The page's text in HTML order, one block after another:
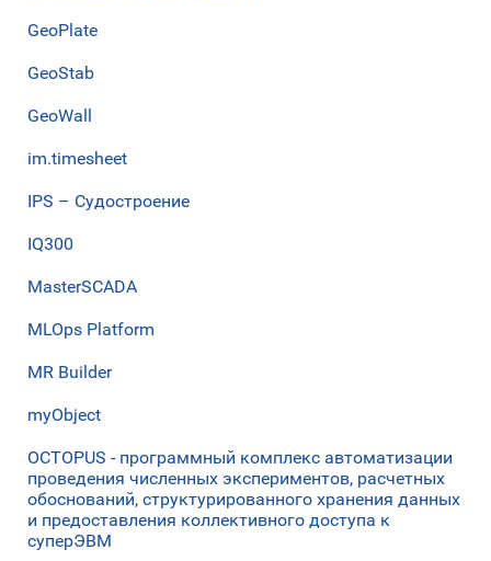
GeoPlate
GeoStab
GeoWall
im.timesheet
IPS – Судостроение
IQ300
MasterSCADA
MLOps Platform
MR Builder
myObject
OCTOPUS - программный комплекс автоматизации
проведения численных экспериментов, расчетных
обоснований, структурированного хранения данных
и предоставления коллективного доступа к
суперЭВМ